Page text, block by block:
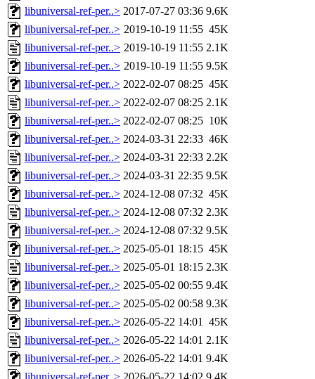
libuniversal-ref-per..> 2017-07-27 03:36 9.6K
libuniversal-ref-per..> 2019-10-19 11:55 45K
libuniversal-ref-per..> 2019-10-19 11:55 2.1K
libuniversal-ref-per..> 2019-10-19 11:55 9.5K
libuniversal-ref-per..> 2022-02-07 08:25 45K
libuniversal-ref-per..> 2022-02-07 08:25 2.1K
libuniversal-ref-per..> 2022-02-07 08:25 10K
libuniversal-ref-per..> 2024-03-31 22:33 46K
libuniversal-ref-per..> 2024-03-31 22:33 2.2K
libuniversal-ref-per..> 2024-03-31 22:35 9.5K
libuniversal-ref-per..> 2024-12-08 07:32 45K
libuniversal-ref-per..> 2024-12-08 07:32 2.3K
libuniversal-ref-per..> 2024-12-08 07:32 9.5K
libuniversal-ref-per..> 2025-05-01 18:15 45K
libuniversal-ref-per..> 2025-05-01 18:15 2.3K
libuniversal-ref-per..> 2025-05-02 00:55 9.4K
libuniversal-ref-per..> 2025-05-02 00:58 9.3K
libuniversal-ref-per..> 2026-05-22 14:01 45K
libuniversal-ref-per..> 2026-05-22 14:01 2.1K
libuniversal-ref-per..> 2026-05-22 14:01 9.4K